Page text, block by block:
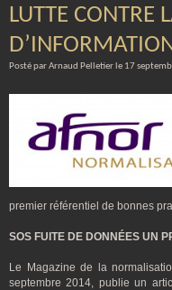
LUTTE CONTRE
Posté par Arnaud Pelletier le 17
premier référentiel de bonnes
SOS FUITE DE DONNÉES UN
Le Magazine de la
septembre 2014, publie un